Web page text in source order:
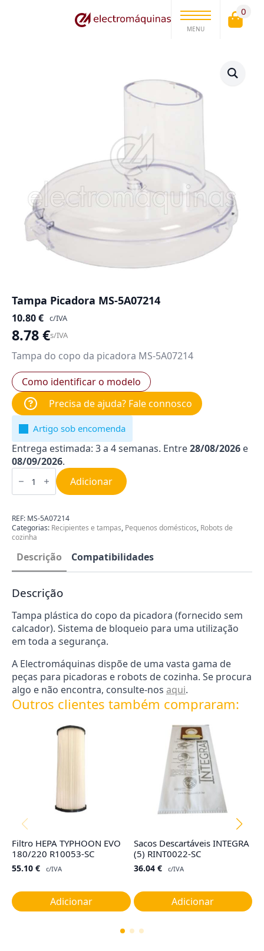
MENU
0
Tampa Picadora MS-5A07214
10.80€ c/IVA
8.78€s/IVA
Tampa do copo da picadora MS-5A07214
Como identificar o modelo
Precisa de ajuda? Fale connosco
Artigo sob encomenda
Entrega estimada: 3 a 4 semanas. Entre28/08/2026 e
08/09/2026.
Quantidade
de
Picadora
5A07214
Adicionar
REF: MS-5A07214
Categorias: Recipientes e tampas, Pequenos domésticos, Robots de
cozinha
Descrição Compatibilidades
Descrição
Tampa plástica do copo da picadora (fornecido sem
calcador). Sistema de bloqueio para uma utilização
em toda a segurança.
A Electromáquinas dispõe de uma vasta gama de
peças para picadoras e robots de cozinha. Se procura
algo e não encontra, consulte-nos aqui.
Outros clientes também compraram:
Filtro HEPA TYPHOON EVO
180/220 R10053-SC
55.10 € c/IVA
Adicionar
Sacos Descartáveis INTEGRA
(5) RINT0022-SC
36.04 € c/IVA
Adicionar